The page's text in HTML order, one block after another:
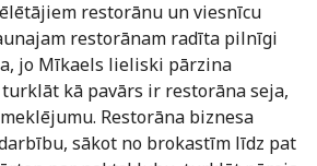
restorānu un viesnīcu
restorānam radīta pilnīgi
jo Mīkaels lieliski pārzina
kā pavārs ir restorāna seja,
Restorāna biznesa
sākot no brokastīm līdz pat